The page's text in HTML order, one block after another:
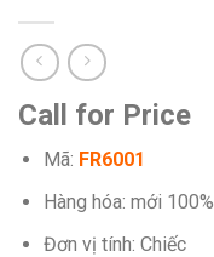
Call for Price
Mã: FR6001
Hàng hóa: mới 100%
Đơn vị tính: Chiếc